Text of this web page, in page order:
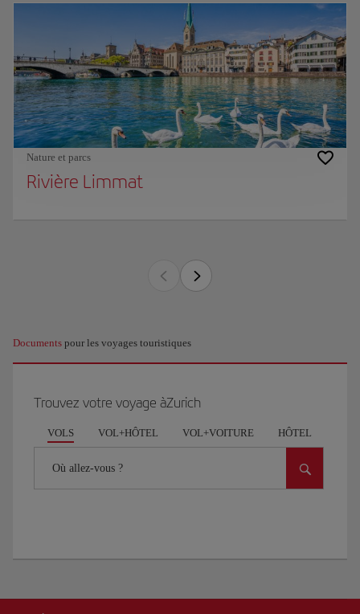
Nature et parcs
Rivière Limmat
Documents pour les voyages touristiques
Trouvez votre voyage àZurich
VOLS VOL+HÔTEL VOL+VOITURE HÔTEL
Où allez-vous ?